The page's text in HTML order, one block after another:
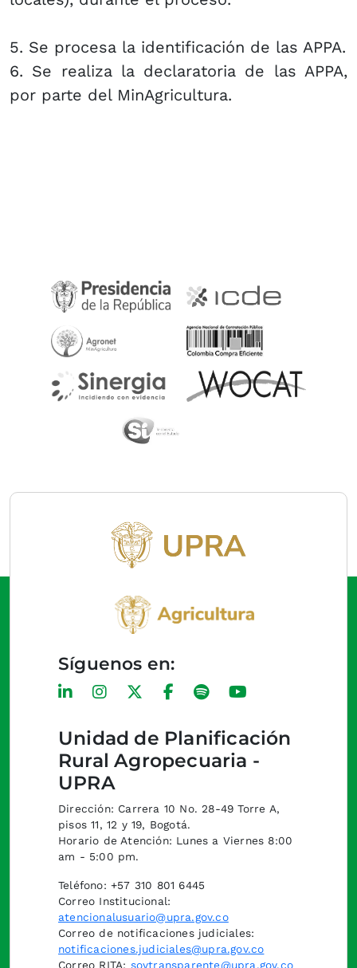
5. Se procesa la identificación de las APPA.
6. Se realiza la declaratoria de las APPA,
por parte del MinAgricultura.
Unidad de Planificación
Rural Agropecuaria -
UPRA
Dirección: Carrera 10 No. 28-49 Torre A,
pisos 11, 12 y 19, Bogotá.
Horario de Atención: Lunes a Viernes 8:00
am - 5:00 pm.
Teléfono: +57 310 801 6445
Correo Institucional:
atencionalusuario@upra.gov.co
Correo de notificaciones judiciales:
notificaciones.judiciales@upra.gov.co
Correo RITA: soytransparente@upra.gov.co
Síguenos en: